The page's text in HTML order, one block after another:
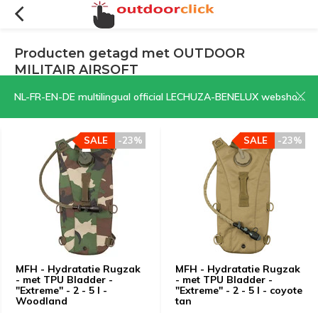
NL-FR-EN-DE multilingual official LECHUZA-BENELUX webshop | CLICK HERE NOW!
Producten getagd met OUTDOOR
MILITAIR AIRSOFT
Filters Sorteren op:
MFH - Hydratatie Rugzak
- met TPU Bladder -
"Extreme" - 2 - 5 l -
Woodland
-23%
SALE
MFH - Hydratatie Rugzak
- met TPU Bladder -
"Extreme" - 2 - 5 l - coyote
tan
-23%
SALE